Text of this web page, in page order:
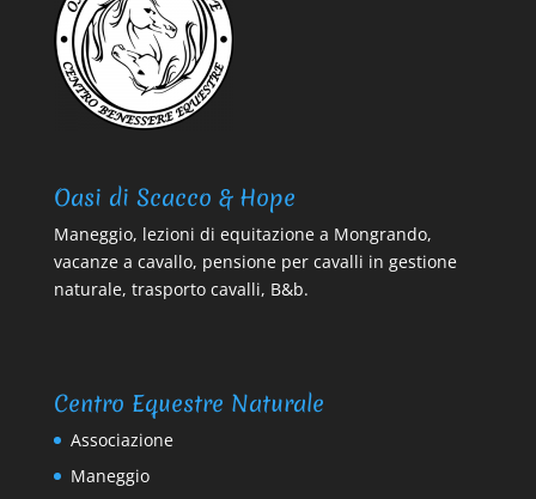
Oasi di Scacco & Hope
Maneggio, lezioni di equitazione a Mongrando,
vacanze a cavallo, pensione per cavalli in gestione
naturale, trasporto cavalli, B&b.
Centro Equestre Naturale
Associazione
Maneggio